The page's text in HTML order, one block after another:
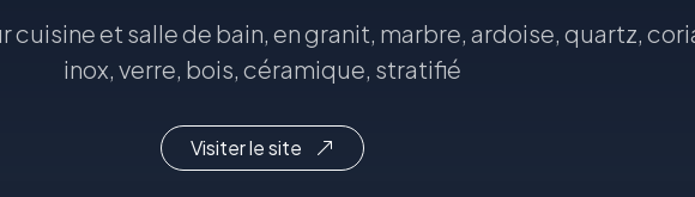
cuisine et salle de bain, en granit, marbre, ardoise, quartz,
inox, verre, bois, céramique, stratifié
Visiter le site